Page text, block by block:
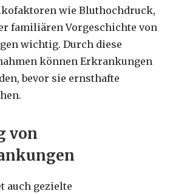
wie Bluthochdruck,
familiären Vorgeschichte von
wichtig. Durch diese
können Erkrankungen
bevor sie ernsthafte
von
auch gezielte